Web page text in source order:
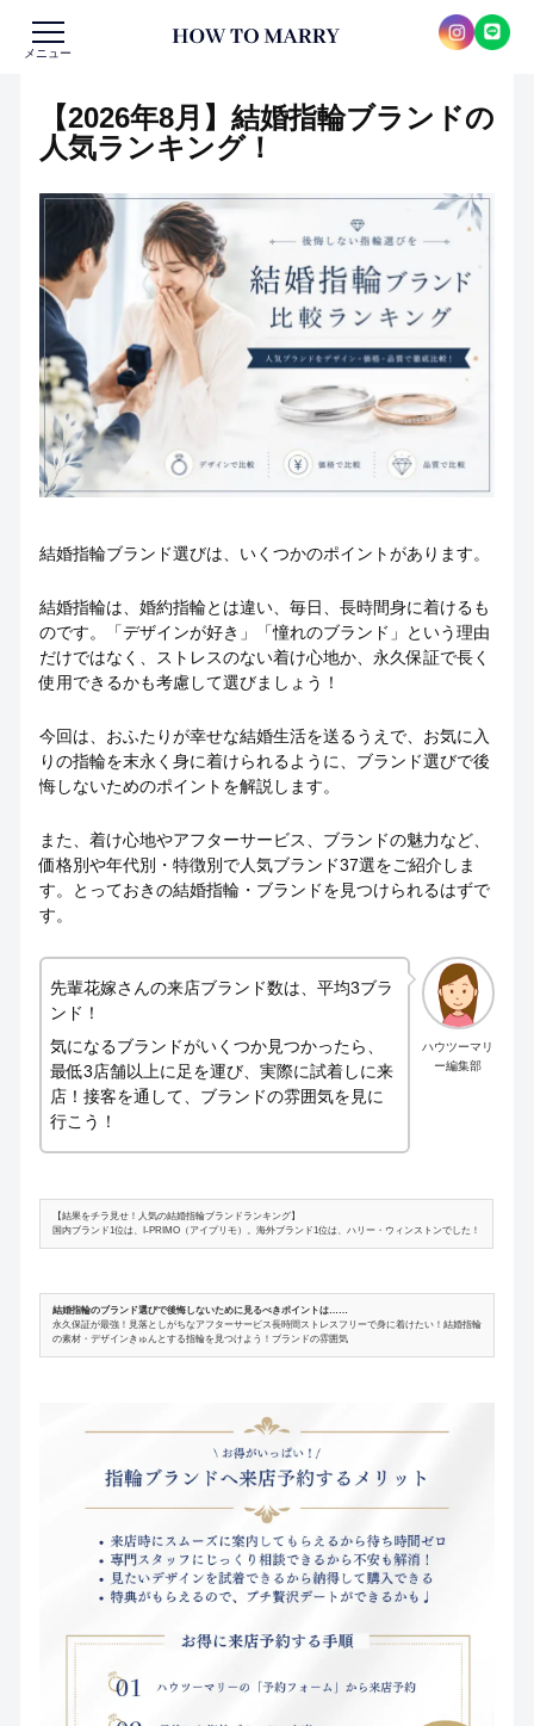
メニュー
【2026年8月】結婚指輪ブランドの
人気ランキング！
結婚指輪ブランド選びは、いくつかのポイントがあります。
結婚指輪は、婚約指輪とは違い、毎日、長時間身に着けるも
のです。「デザインが好き」「憧れのブランド」という理由
だけではなく、ストレスのない着け心地か、永久保証で長く
使用できるかも考慮して選びましょう！
今回は、おふたりが幸せな結婚生活を送るうえで、お気に入
りの指輪を末永く身に着けられるように、ブランド選びで後
悔しないためのポイントを解説します。
また、着け心地やアフターサービス、ブランドの魅力など、
価格別や年代別・特徴別で人気ブランド37選をご紹介しま
す。とっておきの結婚指輪・ブランドを見つけられるはずで
す。
ハウツーマリ
ー編集部
先輩花嫁さんの来店ブランド数は、平均3ブラ
ンド！
気になるブランドがいくつか見つかったら、
最低3店舗以上に足を運び、実際に試着しに来
店！接客を通して、ブランドの雰囲気を見に
行こう！
【結果をチラ見せ！人気の結婚指輪ブランドランキング】
国内ブランド1位は、I-PRIMO（アイプリモ）。海外ブランド1位は、ハリー・ウィンストンでした！
結婚指輪のブランド選びで後悔しないために見るべきポイントは……
永久保証が最強！見落としがちなアフターサービス長時間ストレスフリーで身に着けたい！結婚指輪
の素材・デザインきゅんとする指輪を見つけよう！ブランドの雰囲気